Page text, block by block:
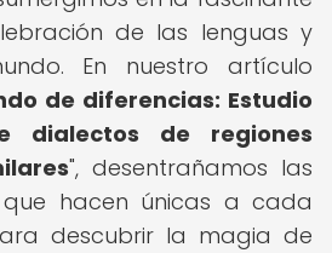
de las lenguas y
En nuestro artículo
de diferencias: Estudio
dialectos de regiones
", desentrañamos las
hacen únicas a cada
descubrir la magia de